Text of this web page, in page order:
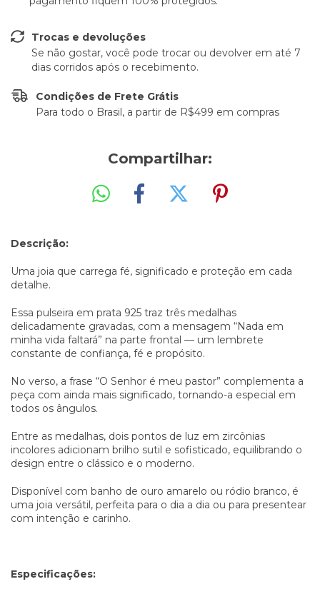
Trocas e devoluções
Se não gostar, você pode trocar ou devolver em até 7
dias corridos após o recebimento.
Condições de Frete Grátis
Para todo o Brasil, a partir de R$499 em compras
Compartilhar:
Descrição:
Uma joia que carrega fé, significado e proteção em cada
detalhe.
Essa pulseira em prata 925 traz três medalhas
delicadamente gravadas, com a mensagem “Nada em
minha vida faltará” na parte frontal — um lembrete
constante de confiança, fé e propósito.
No verso, a frase “O Senhor é meu pastor” complementa a
peça com ainda mais significado, tornando-a especial em
todos os ângulos.
Entre as medalhas, dois pontos de luz em zircônias
incolores adicionam brilho sutil e sofisticado, equilibrando o
design entre o clássico e o moderno.
Disponível com banho de ouro amarelo ou ródio branco, é
uma joia versátil, perfeita para o dia a dia ou para presentear
com intenção e carinho.
Especificações: